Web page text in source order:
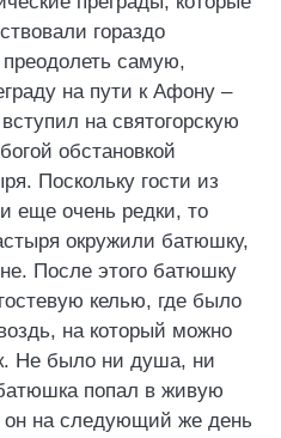
гораздо
самую,
на пути к Афону –
на святогорскую
обстановкой
Поскольку гости из
еще очень редки, то
окружили батюшку,
После этого батюшку
келью, где было
на который можно
Не было ни душа, ни
попал в живую
на следующий же день